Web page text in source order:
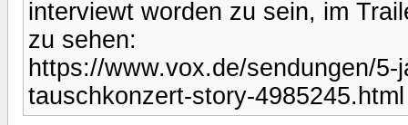
interviewt worden zu sein, im
zu sehen:
https://www.vox.de/sendungen/
tauschkonzert-story-4985245.html